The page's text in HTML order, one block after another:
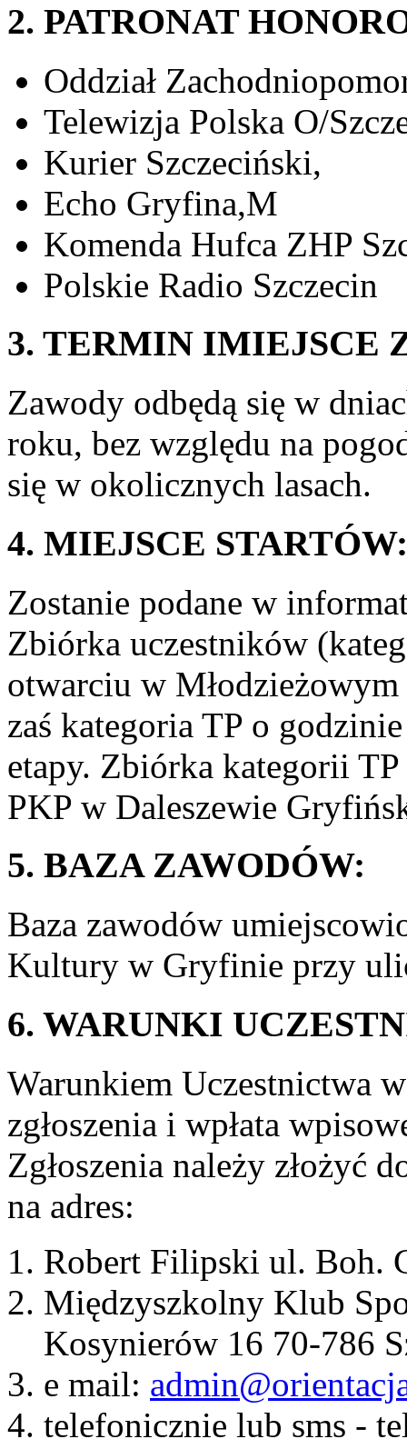
2. PATRONAT
Oddział
Telewizja Polska O/
Kurier Szczeciński,
Echo Gryfina,M
Komenda Hufca ZHP
Polskie Radio Szczecin
3. TERMIN IMIEJSCE
Zawody odbędą się w
roku, bez względu na
się w okolicznych lasach.
4. MIEJSCE STARTÓW:
Zostanie podane w
Zbiórka uczestników
otwarciu w
zaś kategoria TP o
etapy. Zbiórka kategorii
PKP w Daleszewie
5. BAZA ZAWODÓW:
Baza zawodów
Kultury w Gryfinie przy
6. WARUNKI
Warunkiem Uczestnictwa
zgłoszenia i wpłata
Zgłoszenia należy złożyć
na adres:
Robert Filipski ul. Boh.
Międzyszkolny Klub
Kosynierów 16 70-786
e mail:
telefonicznie lub sms -